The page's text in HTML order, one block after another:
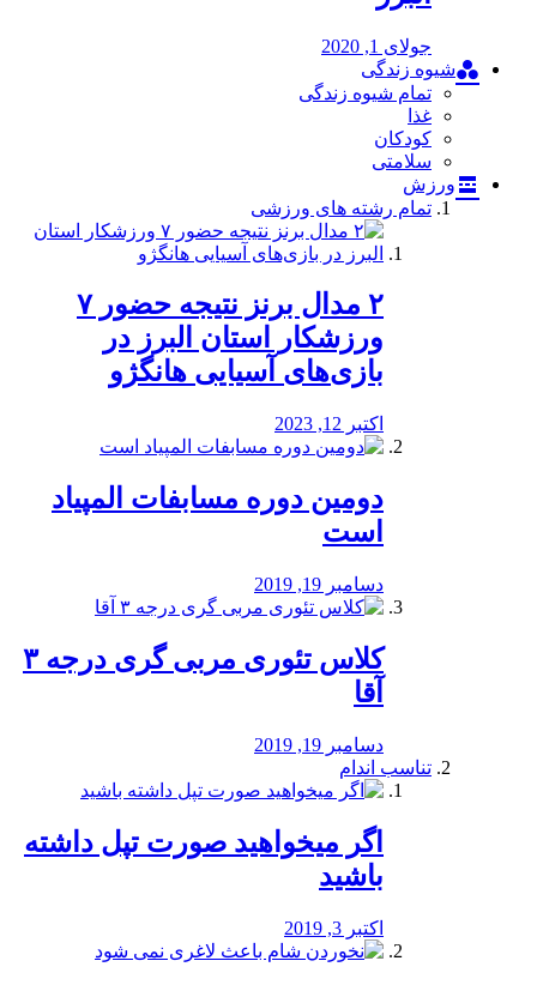
جولای 1, 2020
شیوه زندگی
تمام شیوه زندگی
غذا
کودکان
سلامتی
ورزش
تمام رشته های ورزشی
۲ مدال برنز نتیجه حضور ۷
ورزشکار استان البرز در
بازی‌های آسیایی هانگژو
اکتبر 12, 2023
دومین دوره مسابفات المپیاد
است
دسامبر 19, 2019
کلاس تئوری مربی گری درجه ۳
آقا
دسامبر 19, 2019
تناسب اندام
اگر میخواهید صورت تپل داشته
باشید
اکتبر 3, 2019